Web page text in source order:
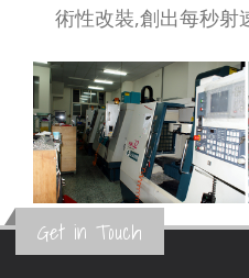
術性改裝,創出每秒射
Get in Touch